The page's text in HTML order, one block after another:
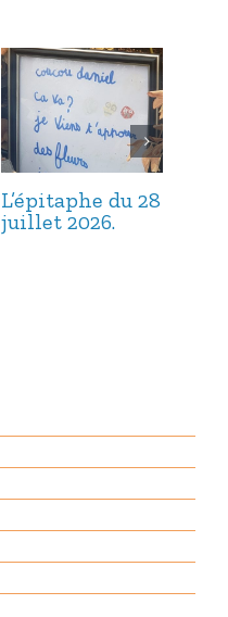
L’épitaphe du 28
juillet 2026.